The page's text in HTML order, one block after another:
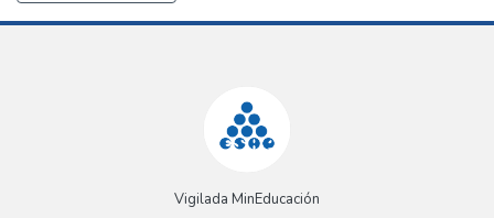
Vigilada MinEducación